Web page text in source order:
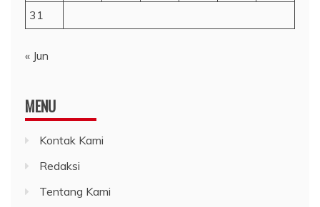
31
« Jun
MENU
Kontak Kami
Redaksi
Tentang Kami